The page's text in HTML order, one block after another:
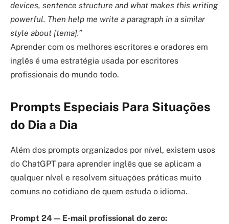
devices, sentence structure and what makes this writing
powerful. Then help me write a paragraph in a similar
style about [tema].”
Aprender com os melhores escritores e oradores em
inglês é uma estratégia usada por escritores
profissionais do mundo todo.
Prompts Especiais Para Situações
do Dia a Dia
Além dos prompts organizados por nível, existem usos
do ChatGPT para aprender inglês que se aplicam a
qualquer nível e resolvem situações práticas muito
comuns no cotidiano de quem estuda o idioma.
Prompt 24 — E-mail profissional do zero: